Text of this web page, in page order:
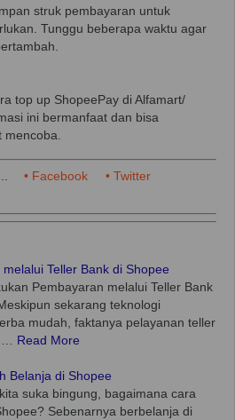
struk pembayaran untuk
Tunggu beberapa waktu agar
top up ShopeePay di Alfamart/
ini bermanfaat dan bisa
mencoba.
• Facebook
• Twitter
Teller Bank di Shopee
Pembayaran melalui Teller Bank
sekarang teknologi
mudah, faktanya pelayanan teller
Read More
Belanja di Shopee
suka bingung, bagaimana cara
Sebenarnya berbelanja di